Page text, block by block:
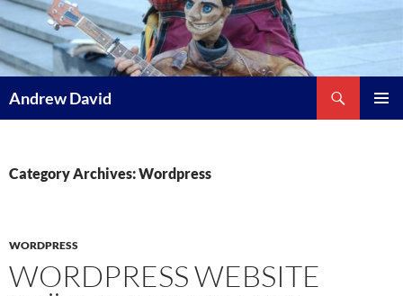
Skip
to
content
Andrew David
Category Archives: Wordpress
WORDPRESS
WORDPRESS WEBSITE